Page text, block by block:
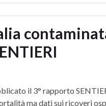
il 3° rapporto
ma dati sui ricoveri